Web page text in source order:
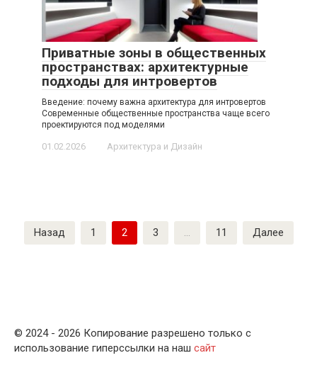
Приватные зоны в общественных
пространствах: архитектурные
подходы для интровертов
Введение: почему важна архитектура для интровертов
Современные общественные пространства чаще всего
проектируются под моделями
01.02.2026 Архитектура и Дизайн
Пагинация
записей
Назад 1 2 3 … 11 Далее
© 2024 - 2026 Копирование разрешено только с
использование гиперссылки на наш сайт